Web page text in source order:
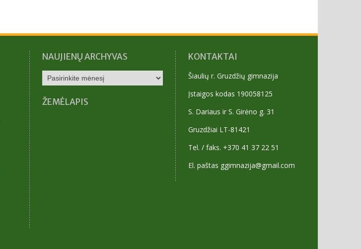
NAUJIENŲ ARCHYVAS
NAUJIENŲ
ARCHYVAS
ŽEMĖLAPIS
KONTAKTAI
Šiaulių r. Gruzdžių gimnazija
Įstaigos kodas 190058125
S. Dariaus ir S. Girėno g. 31
Gruzdžiai LT-81421
Tel. / faks. +370 41 37 22 51
El. paštas ggimnazija@gmail.com